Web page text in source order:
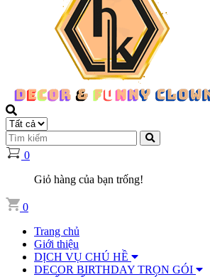
0
Giỏ hàng của bạn trống!
0
Trang chủ
Giới thiệu
DỊCH VỤ CHÚ HỀ
DECOR BIRTHDAY TRỌN GÓI